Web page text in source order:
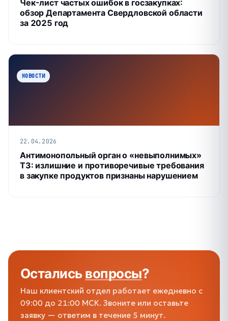
Чек-лист частых ошибок в госзакупках:
обзор Департамента Свердловской области
за 2025 год
НОВОСТИ
22.04.2026
Антимонопольный орган о «невыполнимых»
ТЗ: излишние и противоречивые требования
в закупке продуктов признаны нарушением
Осталисьвопросы?
Наш клиентский отдел работает ежедневно с
09:00 до 21:00 МСК. Звоните или оставьте
заявку — ответим в течение 5 минут.